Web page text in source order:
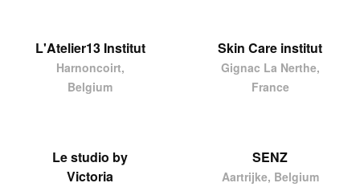
L'Atelier13 Institut
Harnoncoirt,
Belgium
Skin Care institut
Gignac La Nerthe,
France
Le studio by
Victoria
SENZ
Aartrijke, Belgium